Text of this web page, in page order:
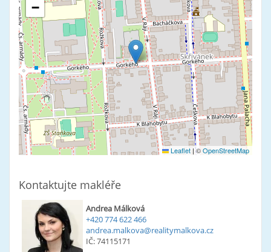
−
Leaflet |©OpenStreetMap
Kontaktujte makléře
Andrea Málková
+420 774 622 466
andrea.malkova@realitymalkova.cz
IČ: 74115171